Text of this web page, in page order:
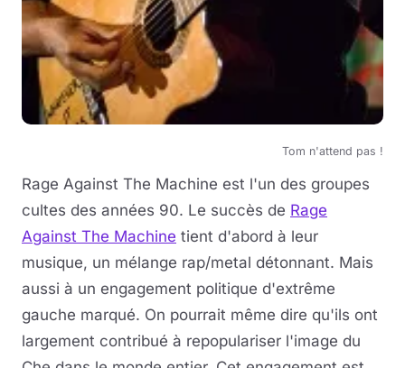
Tom n'attend pas !
Rage Against The Machine est l'un des groupes
cultes des années 90. Le succès de Rage
Against The Machine tient d'abord à leur
musique, un mélange rap/metal détonnant. Mais
aussi à un engagement politique d'extrême
gauche marqué. On pourrait même dire qu'ils ont
largement contribué à repopulariser l'image du